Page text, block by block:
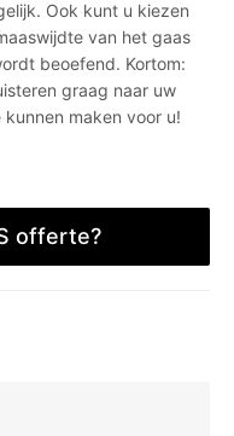
Ook kunt u kiezen
van het gaas
beoefend. Kortom:
graag naar uw
maken voor u!
offerte?